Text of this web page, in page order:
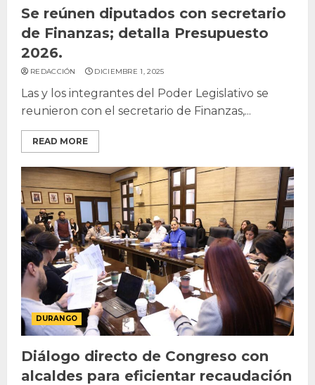
Se reúnen diputados con secretario
de Finanzas; detalla Presupuesto
2026.
REDACCIÓN DICIEMBRE 1, 2025
Las y los integrantes del Poder Legislativo se
reunieron con el secretario de Finanzas,...
READ MORE
DURANGO
Diálogo directo de Congreso con
alcaldes para eficientar recaudación